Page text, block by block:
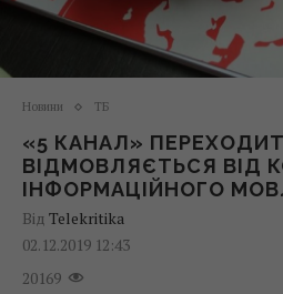
Новини ТБ
«5 КАНАЛ»
ВІДМОВЛЯЄТЬСЯ ВІД
ІНФОРМАЦІЙНОГО
Від Telekritika
02.12.2019 12:43
20169